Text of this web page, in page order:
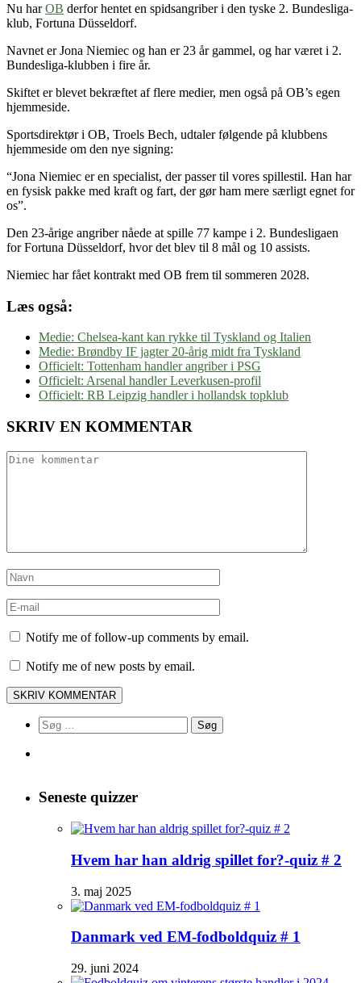
Nu harOB derfor hentet en spidsangriber i den tyske 2. Bundesliga-
klub, Fortuna Düsseldorf.
Navnet er Jona Niemiec og han er 23 år gammel, og har været i 2.
Bundesliga-klubben i fire år.
Skiftet er blevet bekræftet af flere medier, men også på OB’s egen
hjemmeside.
Sportsdirektør i OB, Troels Bech, udtaler følgende på klubbens
hjemmeside om den nye signing:
“Jona Niemiec er en specialist, der passer til vores spillestil. Han har
en fysisk pakke med kraft og fart, der gør ham mere særligt egnet for
os”.
Den 23-årige angriber nåede at spille 77 kampe i 2. Bundesligaen
for Fortuna Düsseldorf, hvor det blev til 8 mål og 10 assists.
Niemiec har fået kontrakt med OB frem til sommeren 2028.
Læs også:
Medie: Chelsea-kant kan rykke til Tyskland og Italien
Medie: Brøndby IF jagter 20-årig midt fra Tyskland
Officielt: Tottenham handler angriber i PSG
Officielt: Arsenal handler Leverkusen-profil
Officielt: RB Leipzig handler i hollandsk topklub
SKRIV EN KOMMENTAR
Notify me of follow-up comments by email.
Notify me of new posts by email.
Søg
efter:
Seneste quizzer
Hvem har han aldrig spillet for?-quiz # 2
3. maj 2025
Danmark ved EM-fodboldquiz # 1
29. juni 2024